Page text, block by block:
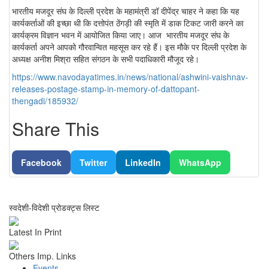
भारतीय मजदूर संघ के दिल्ली प्रदेश के महामंत्री डॉ दीपेंद्र चाहर ने कहा कि यह
कार्यकर्ताओं की इच्छा थी कि दत्तोपंत ठेंगड़ी की स्मृति में डाक टिकट जारी करने का
कार्यक्रम विज्ञान भवन में आयोजित किया जाए। आज भारतीय मजदूर संघ के
कार्यकर्ता अपने आपको गौरवान्वित महसूस कर रहे हैं। इस मौके पर दिल्ली प्रदेश के
अध्यक्ष अनीश मिश्रा सहित संगठन के सभी पदाधिकारी मौजूद रहे।
https://www.navodayatimes.in/news/national/ashwini-vaishnav-
releases-postage-stamp-in-memory-of-dattopant-
thengadi/185932/
Share This
Facebook Twitter LinkedIn WhatsApp
स्वदेशी-विदेशी प्रोडक्ट्स लिस्ट
Latest In Print
Others Imp. Links